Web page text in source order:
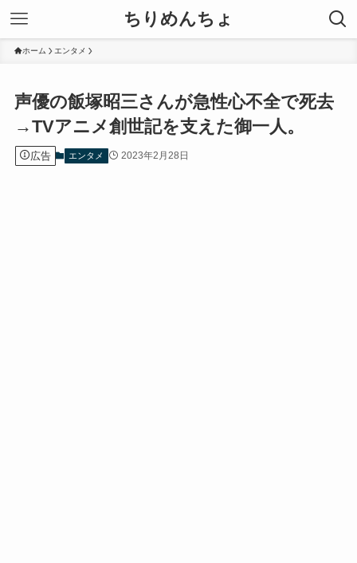
ちりめんちょ
ホーム エンタメ
声優の飯塚昭三さんが急性心不全で死去
→TVアニメ創世記を支えた御一人。
広告 エンタメ 2023年2月28日